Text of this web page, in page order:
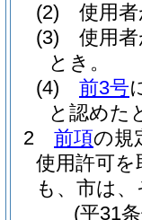
(2)
使用
(3)
使用
とき。
(4)
前3号
と認めた
2
前項の規
使用許可
も、市は
(平31